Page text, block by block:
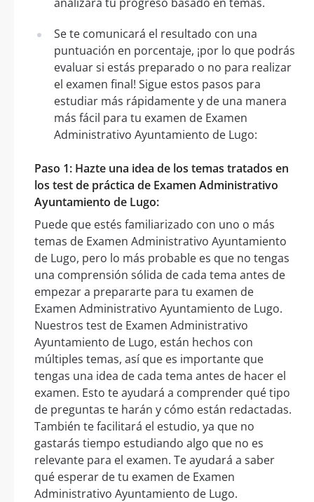
Se te comunicará el resultado con una
puntuación en porcentaje, ¡por lo que podrás
evaluar si estás preparado o no para realizar
el examen final! Sigue estos pasos para
estudiar más rápidamente y de una manera
más fácil para tu examen de Examen
Administrativo Ayuntamiento de Lugo:
Paso 1: Hazte una idea de los temas tratados en
los test de práctica de Examen Administrativo
Ayuntamiento de Lugo:
Puede que estés familiarizado con uno o más
temas de Examen Administrativo Ayuntamiento
de Lugo, pero lo más probable es que no tengas
una comprensión sólida de cada tema antes de
empezar a prepararte para tu examen de
Examen Administrativo Ayuntamiento de Lugo.
Nuestros test de Examen Administrativo
Ayuntamiento de Lugo, están hechos con
múltiples temas, así que es importante que
tengas una idea de cada tema antes de hacer el
examen. Esto te ayudará a comprender qué tipo
de preguntas te harán y cómo están redactadas.
También te facilitará el estudio, ya que no
gastarás tiempo estudiando algo que no es
relevante para el examen. Te ayudará a saber
qué esperar de tu examen de Examen
Administrativo Ayuntamiento de Lugo.